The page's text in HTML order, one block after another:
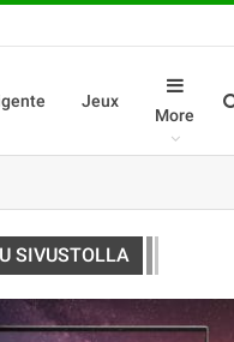
Jeux
More
SIVUSTOLLA